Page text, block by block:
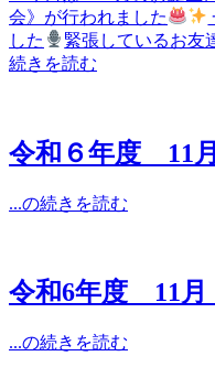
会》が行われました
した
緊張しているお友
続きを読む
令和６年度 11
...の続きを読む
令和6年度 11
...の続きを読む